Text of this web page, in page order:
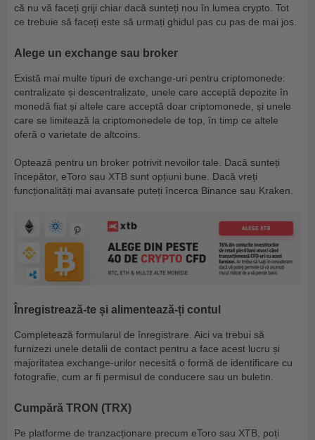
că nu vă faceți griji chiar dacă sunteți nou în lumea crypto. Tot
ce trebuie să faceți este să urmați ghidul pas cu pas de mai jos.
Alege un exchange sau broker
Există mai multe tipuri de exchange-uri pentru criptomonede:
centralizate și descentralizate, unele care acceptă depozite în
monedă fiat și altele care acceptă doar criptomonede, și unele
care se limitează la criptomonedele de top, în timp ce altele
oferă o varietate de altcoins.
Optează pentru un broker potrivit nevoilor tale. Dacă sunteți
începător, eToro sau XTB sunt opțiuni bune. Dacă vreți
funcționalități mai avansate puteți încerca Binance sau Kraken.
Înregistrează-te și alimentează-ți contul
Completează formularul de înregistrare. Aici va trebui să
furnizezi unele detalii de contact pentru a face acest lucru și
majoritatea exchange-urilor necesită o formă de identificare cu
fotografie, cum ar fi permisul de conducere sau un buletin.
Cumpără TRON (TRX)
Pe platforme de tranzacționare precum eToro sau XTB, poți